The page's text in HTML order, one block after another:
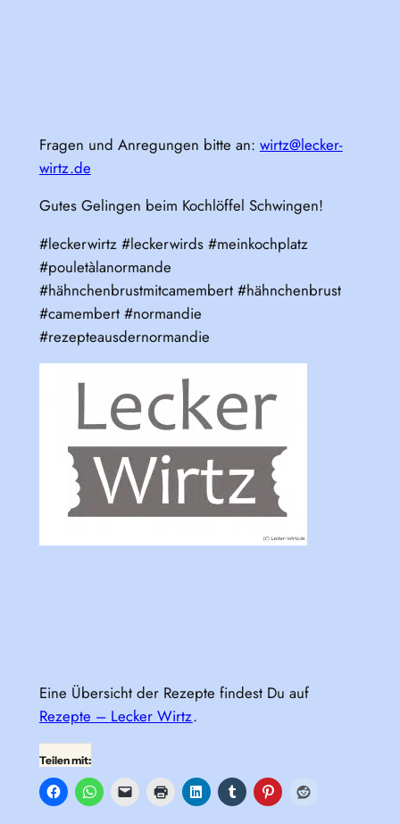
Fragen und Anregungen bitte an: wirtz@lecker-
wirtz.de
Gutes Gelingen beim Kochlöffel Schwingen!
#leckerwirtz #leckerwirds #meinkochplatz
#pouletàlanormande
#hähnchenbrustmitcamembert #hähnchenbrust
#camembert #normandie
#rezepteausdernormandie
Eine Übersicht der Rezepte findest Du auf
Rezepte – Lecker Wirtz.
Teilen mit: